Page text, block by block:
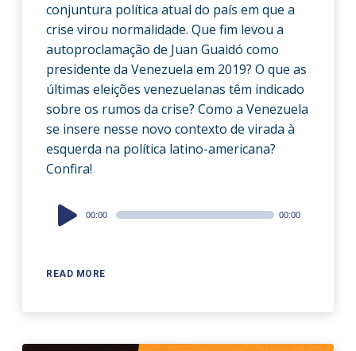
conjuntura política atual do país em que a
crise virou normalidade. Que fim levou a
autoproclamação de Juan Guaidó como
presidente da Venezuela em 2019? O que as
últimas eleições venezuelanas têm indicado
sobre os rumos da crise? Como a Venezuela
se insere nesse novo contexto de virada à
esquerda na política latino-americana?
Confira!
READ MORE
Audio
Player
00:00 00:00